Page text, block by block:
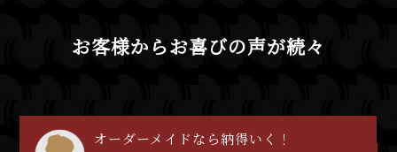
お客様からお喜びの声が続々
オーダーメイドなら納得いく！